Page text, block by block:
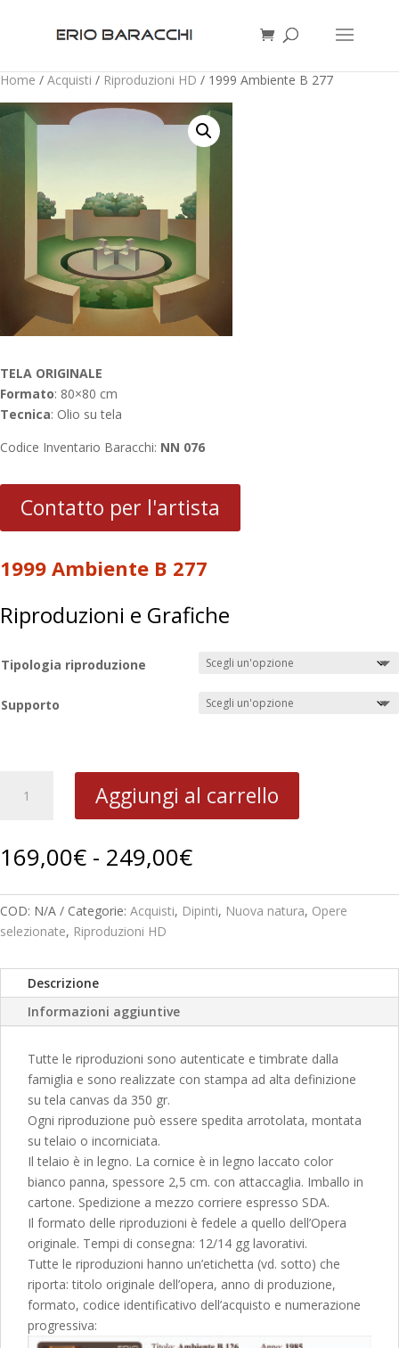
Home / Acquisti / Riproduzioni HD / 1999 Ambiente B 277
TELA ORIGINALE
Formato: 80×80 cm
Tecnica: Olio su tela
Codice Inventario Baracchi: NN 076
Contatto per l'artista
1999 Ambiente B 277
Riproduzioni e Grafiche
Tipologia riproduzione
Supporto
Ambiente
quantità
Aggiungi al carrello
169,00€ - 249,00€Fascia
di
prezzo:
da
249,00€
COD: N/A Categorie: Acquisti, Dipinti, Nuova natura, Opere
selezionate, Riproduzioni HD
Descrizione
Informazioni aggiuntive
Tutte le riproduzioni sono autenticate e timbrate dalla
famiglia e sono realizzate con stampa ad alta definizione
su tela canvas da 350 gr.
Ogni riproduzione può essere spedita arrotolata, montata
su telaio o incorniciata.
Il telaio è in legno. La cornice è in legno laccato color
bianco panna, spessore 2,5 cm. con attaccaglia. Imballo in
cartone. Spedizione a mezzo corriere espresso SDA.
Il formato delle riproduzioni è fedele a quello dell’Opera
originale. Tempi di consegna: 12/14 gg lavorativi.
Tutte le riproduzioni hanno un’etichetta (vd. sotto) che
riporta: titolo originale dell’opera, anno di produzione,
formato, codice identificativo dell’acquisto e numerazione
progressiva: